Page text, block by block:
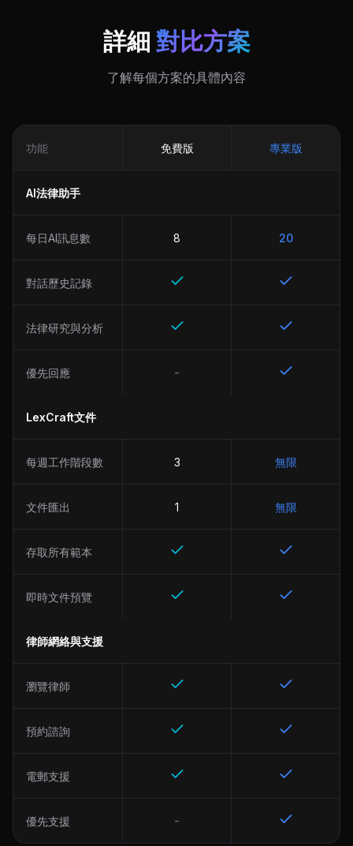
詳細 對比方案
了解每個方案的具體內容
功能 免費版 專業版
AI法律助手
每日AI訊息數 8 20
對話歷史記錄
法律研究與分析
優先回應 -
LexCraft文件
每週工作階段數 3 無限
文件匯出 1 無限
存取所有範本
即時文件預覽
律師網絡與支援
瀏覽律師
預約諮詢
電郵支援
優先支援 -